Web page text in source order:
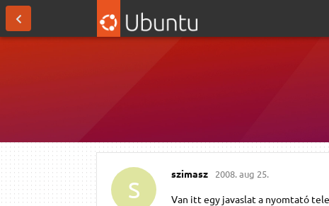
S
szimasz 2008. aug 25.
Van itt egy javaslat a nyomtató